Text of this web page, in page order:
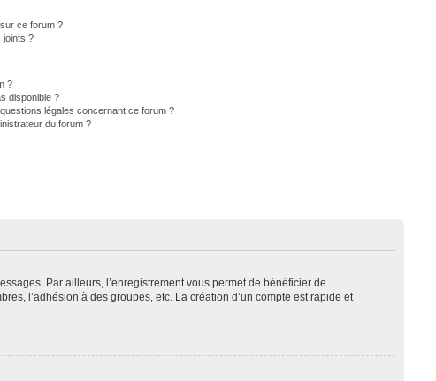
ce forum ?
joints ?
?
disponible ?
légales concernant ce forum ?
du forum ?
Par ailleurs, l’enregistrement vous permet de bénéficier de
l’adhésion à des groupes, etc. La création d’un compte est rapide et